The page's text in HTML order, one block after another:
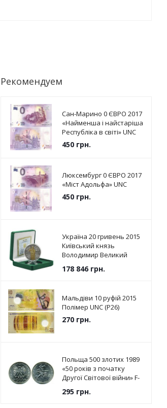
Рекомендуем
Сан-Марино 0 ЄВРО 2017
«Найменша і найстаріша
Республіка в світі» UNC
450грн.
Люксембург 0 ЄВРО 2017
«Міст Адольфа» UNC
450грн.
Україна 20 гривень 2015
Київський князь
Володимир Великий
178 846грн.
Мальдіви 10 руфій 2015
Полімер UNC (P26)
270грн.
Польща 500 злотих 1989
«50 років з початку
Другої Світової війни» F-
295 грн.